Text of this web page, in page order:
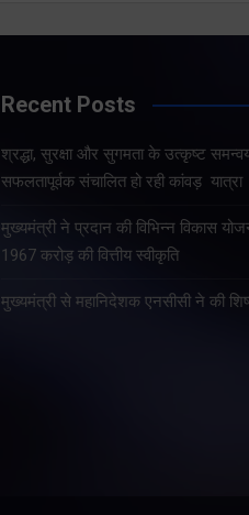
Recent Posts
श्रद्धा, सुरक्षा और सुगमता के उत्कृष्ट
सफलतापूर्वक संचालित हो रही कांवड़ यात्रा
मुख्यमंत्री ने प्रदान की विभिन्न विकास
1967 करोड़ की वित्तीय स्वीकृति
मुख्यमंत्री से महानिदेशक एनसीसी ने की
Share
सचिव आनंद
राज्य
केंद्र पहुंचकर
उत्पन्न स्थिति की